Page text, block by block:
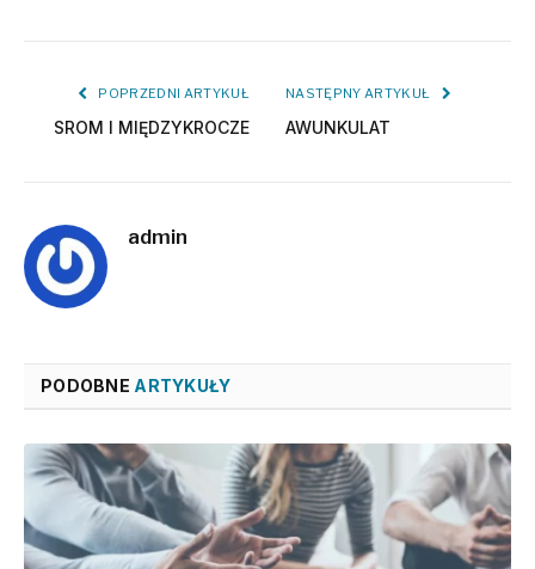
POPRZEDNI ARTYKUŁ
SROM I MIĘDZYKROCZE
NASTĘPNY ARTYKUŁ
AWUNKULAT
admin
PODOBNE ARTYKUŁY